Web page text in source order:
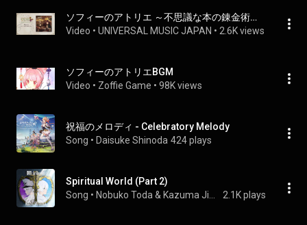
ソフィーのアトリエ ～不思議な本の錬金術士～ オリジナルサウンドトラック
Video • UNIVERSAL MUSIC JAPAN • 2.6K views
ソフィーのアトリエBGM
Video • Zoffie Game • 98K views
祝福のメロディ - Celebratory Melody
Song • Daisuke Shinoda 424 plays
Spiritual World (Part 2)
Song • 2.1K plays